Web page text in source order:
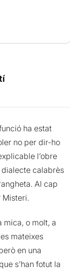
ha estat
no per dir-ho
l’obre
calabrès
Al cap
Misteri.
mica, o molt, a
mateixes
en una
s’han fotut la